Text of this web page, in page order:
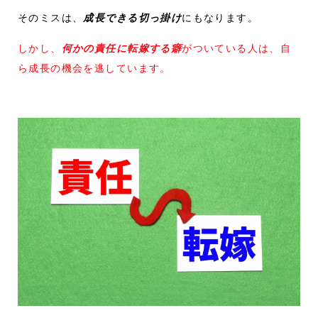
そのミスは、成長できる切っ掛けにもなります。
しかし、 何かの責任に転嫁する癖がついている人は、自
ら成長の機会を逃しています。